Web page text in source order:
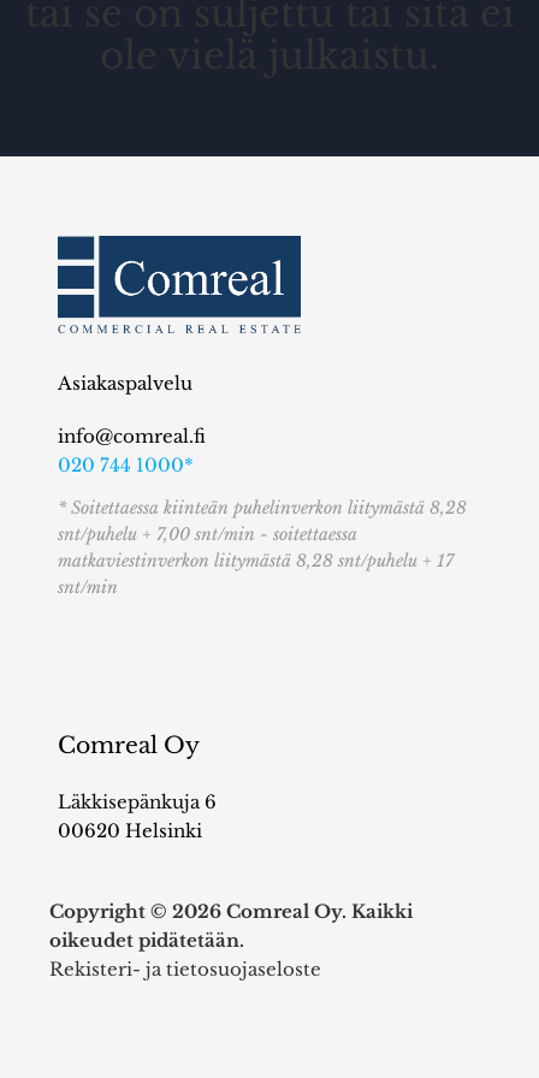
tai se on suljettu tai sitä ei
ole vielä julkaistu.
Asiakaspalvelu
info@comreal.fi
020 744 1000*
* Soitettaessa kiinteän puhelinverkon liitymästä 8,28
snt/puhelu + 7,00 snt/min - soitettaessa
matkaviestinverkon liitymästä 8,28 snt/puhelu + 17
snt/min
Comreal Oy
Läkkisepänkuja 6
00620 Helsinki
Copyright © 2026 Comreal Oy. Kaikki
oikeudet pidätetään.
Rekisteri- ja tietosuojaseloste